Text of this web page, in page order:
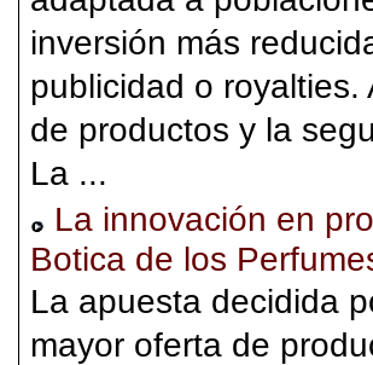
inversión más
publicidad o
de productos y la
La ...
La innovación en
Botica de los
La apuesta decidida
mayor oferta de